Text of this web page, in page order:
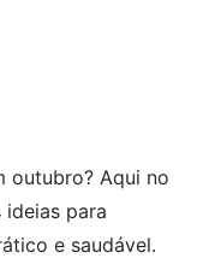
outubro? Aqui no
para
e saudável.